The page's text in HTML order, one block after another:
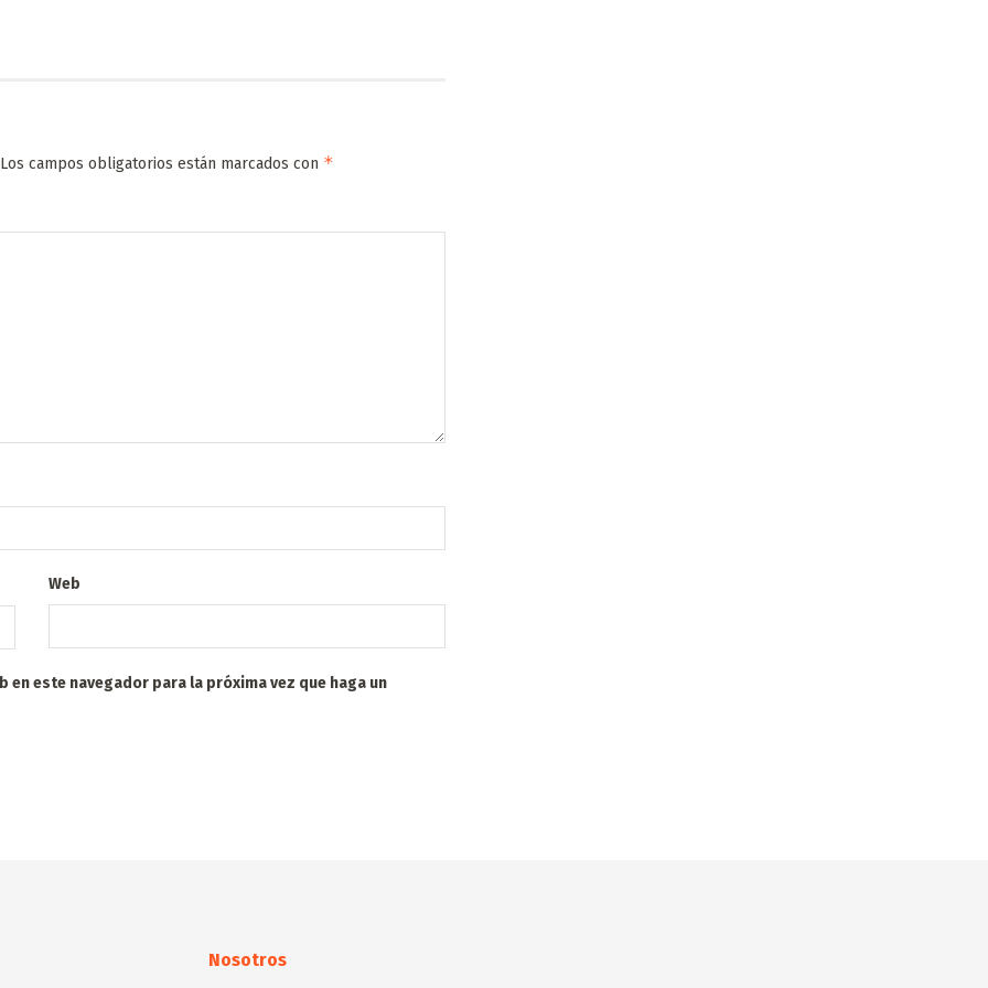
Los campos obligatorios están marcados con *
Web
este navegador para la próxima vez que haga un
Nosotros